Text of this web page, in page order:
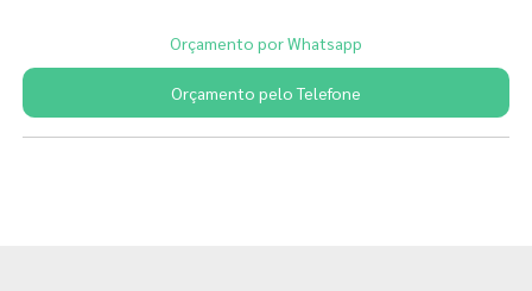
Orçamento por Whatsapp
Orçamento pelo Telefone